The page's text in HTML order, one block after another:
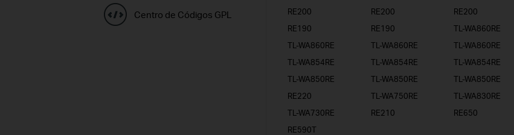
Centro de Códigos GPL
RE200
RE200 RE200
RE190
RE190 TL-WA860RE
TL-WA860RE
TL-WA860RE TL-WA860RE
TL-WA854RE
TL-WA854RE TL-WA854RE
TL-WA850RE
TL-WA850RE TL-WA850RE
RE220
TL-WA750RE TL-WA830RE
TL-WA730RE
RE210 RE650
RE590T